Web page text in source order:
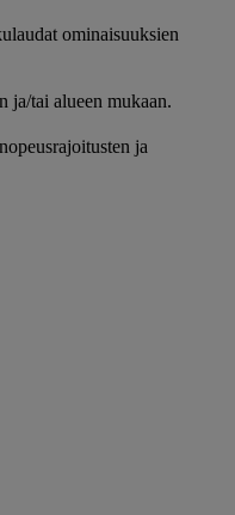
ominaisuuksien
ja/tai alueen mukaan.
ja